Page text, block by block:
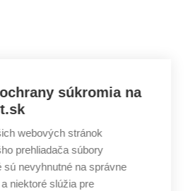
súkromia na
webových stránok
prehliadača súbory
sú nevyhnutné na správne
niektoré slúžia pre